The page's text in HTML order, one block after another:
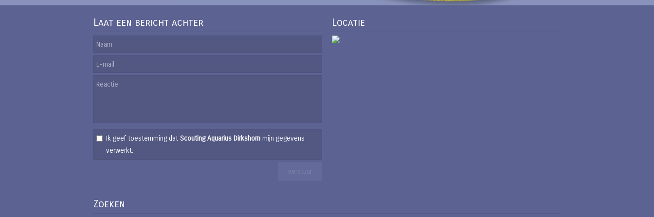
Laat een bericht achter
Ik geef toestemming dat Scouting Aquarius Dirkshorn mijn gegevens
verwerkt.
Locatie
Zoeken